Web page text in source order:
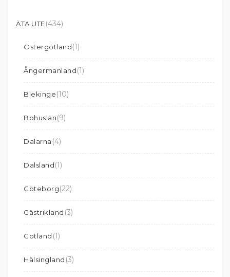
ÄTA UTE(434)
Östergötland(1)
Ångermanland(1)
Blekinge(10)
Bohuslän(9)
Dalarna (4)
Dalsland(1)
Göteborg(22)
Gästrikland (3)
Gotland (1)
Hälsingland (3)